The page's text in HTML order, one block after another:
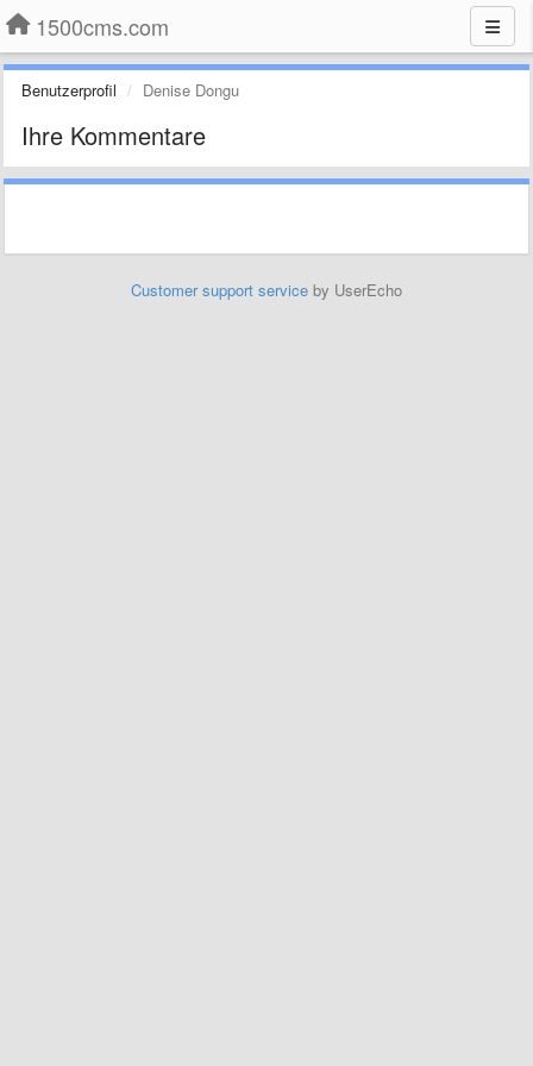
1500cms.com
Benutzerprofil Denise Dongu
Ihre Kommentare
Customer support service by UserEcho